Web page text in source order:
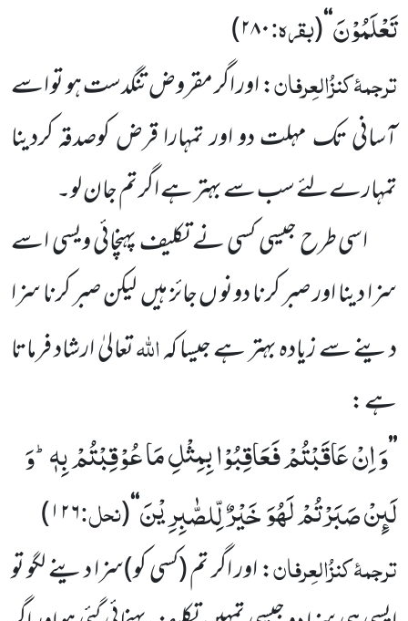
تَعْلَمُوْنَ‘‘
(بقرہ:۲۸۰)
ترجمۂکنزُالعِرفان: اور اگر مقروض تنگدست ہو تو اسے
آسانی تک مہلت دو اور تمہارا قرض کوصدقہ کردینا
تمہارےلئے سب سے بہتر ہے اگر تم جان لو۔
اسی طرح جیسی کسی نے تکلیف پہنچائی ویسی اسے
سزا دینا اور صبر کرنا دونو ں جائز ہیںلیکن صبر کرنا سزا
دینے سے زیادہ بہتر ہے جیسا کہاللہتعالیٰ ارشاد فرماتا
ہے :
’’وَ اِنْ عَاقَبْتُمْ فَعَاقِبُوْا بِمِثْلِ مَا عُوْقِبْتُمْ بِهٖؕ-وَ
لَىٕنْ صَبَرْتُمْ لَهُوَ خَیْرٌ لِّلصّٰبِرِیْنَ‘‘
(نحل:۱۲۶)
ترجمۂکنزُالعِرفان: اور اگر تم(کسی کو)سزا دینے لگو تو